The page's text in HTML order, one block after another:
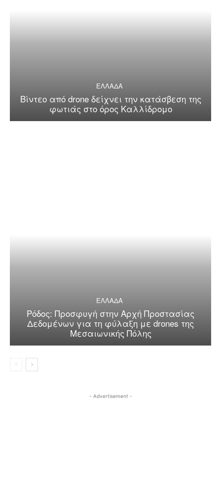
ΕΛΛΑΔΑ
Βίντεο από drone δείχνει την κατάσβεση της
φωτιάς στο όρος Καλλίδρομο
ΕΛΛΑΔΑ
Ρόδος: Προσφυγή στην Αρχή Προστασίας
Δεδομένων για τη φύλαξη με drones της
Μεσαιωνικής Πόλης
- Advertisement -